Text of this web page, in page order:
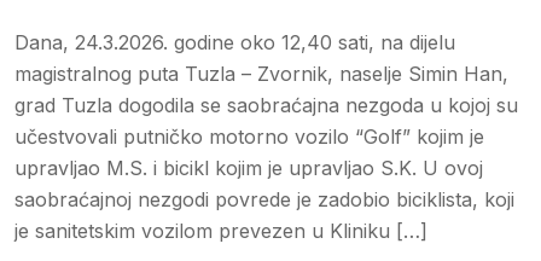
Dana, 24.3.2026. godine oko 12,40 sati, na dijelu
magistralnog puta Tuzla – Zvornik, naselje Simin Han,
grad Tuzla dogodila se saobraćajna nezgoda u kojoj su
učestvovali putničko motorno vozilo “Golf” kojim je
upravljao M.S. i bicikl kojim je upravljao S.K. U ovoj
saobraćajnoj nezgodi povrede je zadobio biciklista, koji
je sanitetskim vozilom prevezen u Kliniku […]